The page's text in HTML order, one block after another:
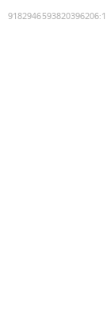
9182946593820396206: